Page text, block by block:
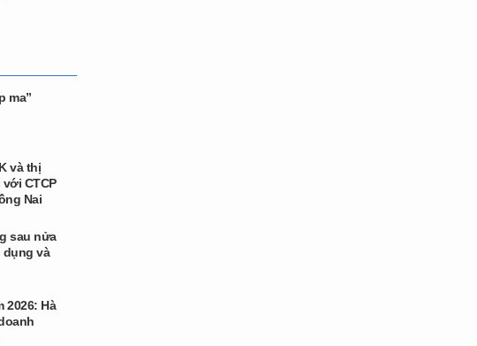
ma”
và thị
CTCP
Nai
sau nửa
dụng và
2026: Hà